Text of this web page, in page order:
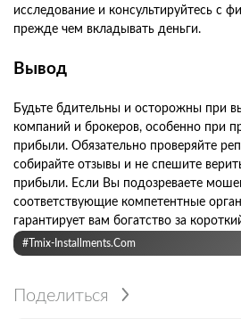
исследование и консультируйтесь с
прежде чем вкладывать деньги.
Вывод
Будьте бдительны и осторожны при
компаний и брокеров, особенно при
прибыли. Обязательно проверяйте
собирайте отзывы и не спешите
прибыли. Если Вы подозреваете
соответствующие компетентные
гарантирует вам богатство за
#tmix-Installments.com
Поделиться